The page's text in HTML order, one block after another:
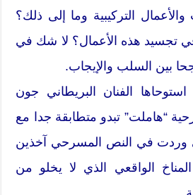
التركيبية وما إلى ذلك؟
تجسيد هذه الأعمال؟ لا شك في
بين السلب والإيجاب.
استوحاها الفنان البريطاني جون
“هاملت” تبدو متطابقة جدا مع
وردت في النص المسرحي آخذين
المناخ الواقعي الذي لا يخلو من